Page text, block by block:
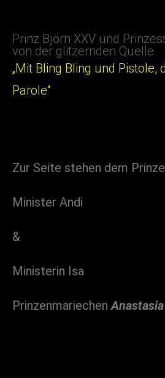
Prinz Björn XXV und
von der glitzernden Quelle
„Mit Bling Bling und Pistole,
Parole“
Zur Seite stehen dem
Minister Andi
&
Ministerin Isa
Prinzenmariechen